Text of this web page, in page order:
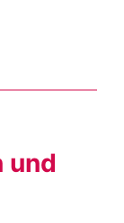
und